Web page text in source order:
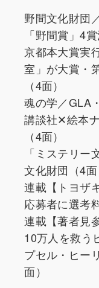
野間文化財団
「野間賞」4
京都本大賞実
室」が大賞・
（4面）
魂の学／GLA
講談社✕絵本
（4面）
「ミステリー
文化財団（4面
連載【トヨザ
応募者に選考
連載【著者見
10万人を救う
プセル・ヒー
面）